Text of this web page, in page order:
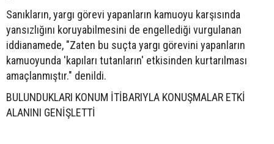
Sanıkların, yargı görevi yapanların kamuoyu karşısında
yansızlığını koruyabilmesini de engellediği vurgulanan
iddianamede, "Zaten bu suçta yargı görevini yapanların
kamuoyunda 'kapıları tutanların' etkisinden kurtarılması
amaçlanmıştır." denildi.
BULUNDUKLARI KONUM İTİBARIYLA KONUŞMALAR ETKİ
ALANINI GENİŞLETTİ